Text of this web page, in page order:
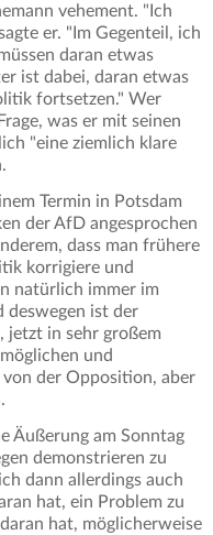
vehement. "Ich
er. "Im Gegenteil, ich
daran etwas
ist dabei, daran etwas
fortsetzen." Wer
was er mit seinen
"eine ziemlich klare
Termin in Potsdam
der AfD angesprochen
dass man frühere
korrigiere und
natürlich immer im
deswegen ist der
jetzt in sehr großem
und
der Opposition, aber
Äußerung am Sonntag
demonstrieren zu
dann allerdings auch
hat, ein Problem zu
hat, möglicherweise